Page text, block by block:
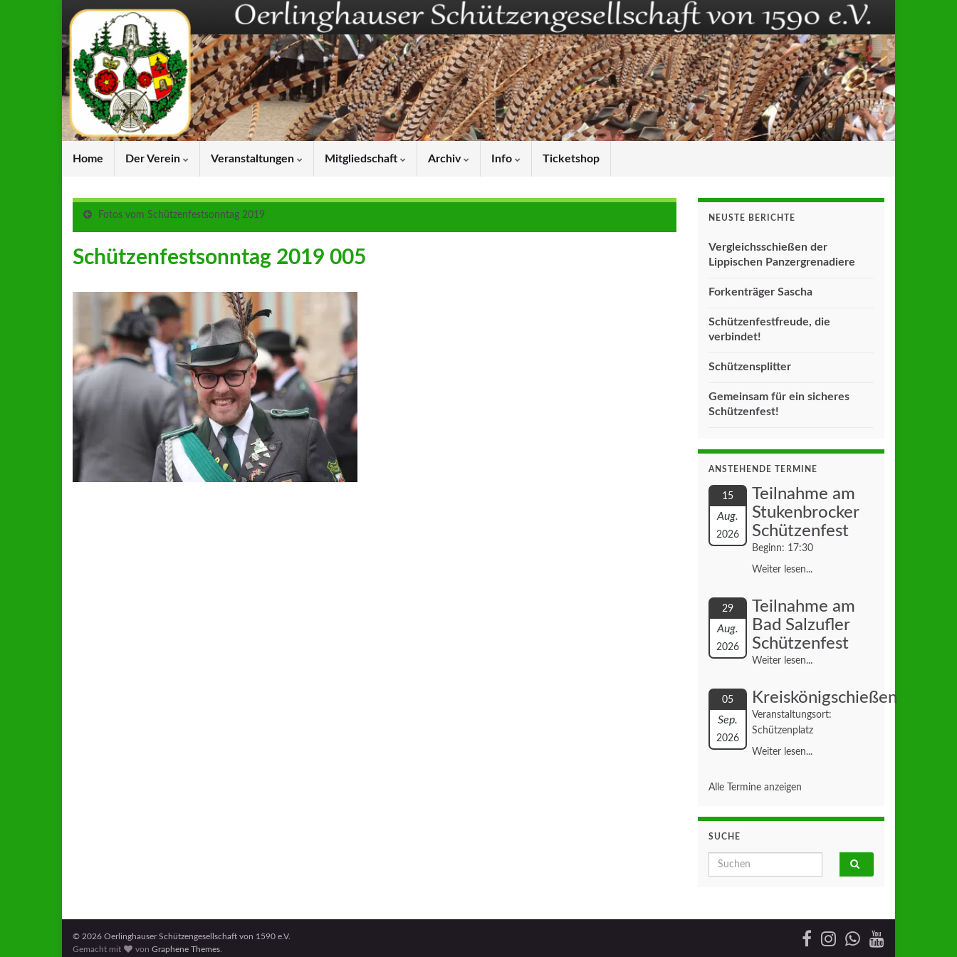
Home Der Verein Veranstaltungen Mitgliedschaft Archiv Info Ticketshop
Fotos vom Schützenfestsonntag 2019
Schützenfestsonntag 2019 005
NEUSTE BERICHTE
Vergleichsschießen der
Lippischen Panzergrenadiere
Forkenträger Sascha
Schützenfestfreude, die
verbindet!
Schützensplitter
Gemeinsam für ein sicheres
Schützenfest!
ANSTEHENDE TERMINE
15
Aug.
2026
Teilnahme am
Stukenbrocker
Schützenfest
Beginn: 17:30
Weiter lesen...
29
Aug.
2026
Teilnahme am
Bad Salzufler
Schützenfest
Weiter lesen...
05
Sep.
2026
Kreiskönigschießen
Veranstaltungsort:
Schützenplatz
Weiter lesen...
Alle Termine anzeigen
SUCHE
Search for:
© 2026 Oerlinghauser Schützengesellschaft von 1590 e.V.
Gemacht mit
vonGraphene Themes